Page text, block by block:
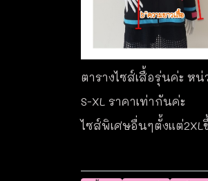
ตารางไซส์เสื้อรุ่นค่ะ หน่
S-XL ราคาเท่ากันค่ะ
ไซส์พิเศษอื่นๆตั้งแต่2XL